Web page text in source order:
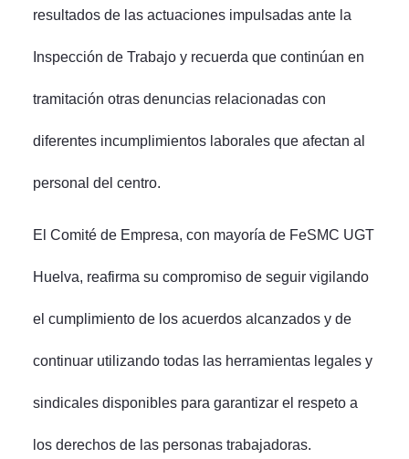
resultados de las actuaciones impulsadas ante la
Inspección de Trabajo y recuerda que continúan en
tramitación otras denuncias relacionadas con
diferentes incumplimientos laborales que afectan al
personal del centro.
El Comité de Empresa, con mayoría de FeSMC UGT
Huelva, reafirma su compromiso de seguir vigilando
el cumplimiento de los acuerdos alcanzados y de
continuar utilizando todas las herramientas legales y
sindicales disponibles para garantizar el respeto a
los derechos de las personas trabajadoras.